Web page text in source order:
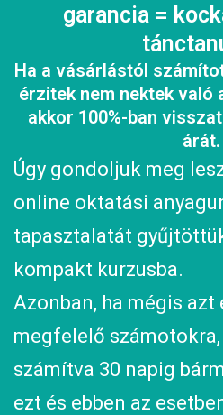
garancia =
Ha a vásárlástól
érzitek nem nektek való
akkor 100%-ban
árát.
Úgy gondoljuk meg
online oktatási
tapasztalatát
kompakt kurzusba.
Azonban, ha mégis azt
megfelelő
számítva 30 napig
ezt és ebben az